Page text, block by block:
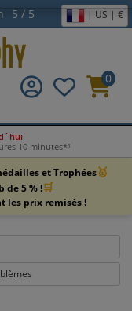
5 / 5 | US | €
0
10 minutes*¹
et Trophées🥇
de 5 % !🛒
les prix remisés !